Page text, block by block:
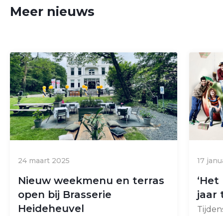
Meer nieuws
24 maart 2025
Nieuw weekmenu en terras
open bij Brasserie
Heideheuvel
17
jaar